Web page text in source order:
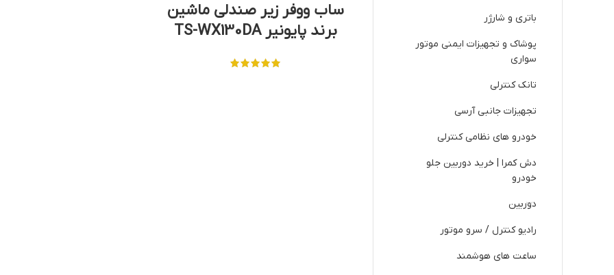
باتری و شارژر
پوشاک و تجهیزات ایمنی موتور
سواری
تانک کنترلی
تجهیزات جانبی آرسی
خودرو های نظامی کنترلی
دش کمرا | خرید دوربین جلو
خودرو
دوربین
رادیو کنترل / سرو موتور
ساعت های هوشمند
ساب ووفر زیر صندلی ماشین
برند پایونیر TS-WX130DA